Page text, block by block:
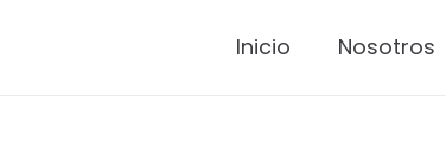
Inicio Nosotros